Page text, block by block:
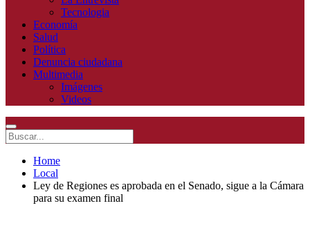
Tecnologia
Economía
Salud
Política
Denuncia ciudadana
Multimedia
Imágenes
Videos
Home
Local
Ley de Regiones es aprobada en el Senado, sigue a la Cámara
para su examen final